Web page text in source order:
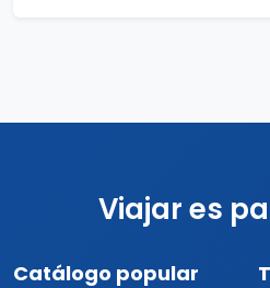
Viajar es
Catálogo popular